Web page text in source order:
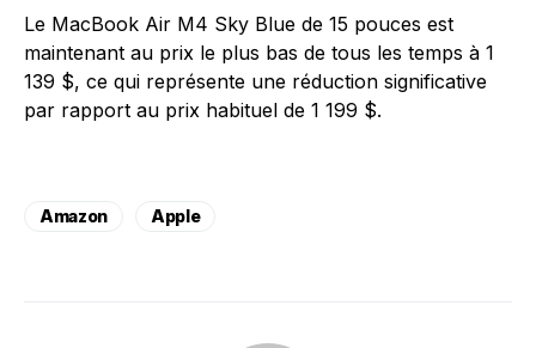
Le MacBook Air M4 Sky Blue de 15 pouces est
maintenant au prix le plus bas de tous les temps à 1
139 $, ce qui représente une réduction significative
par rapport au prix habituel de 1 199 $.
Amazon Apple